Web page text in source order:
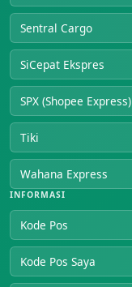
Sentral Cargo
SiCepat Ekspres
SPX (Shopee Express)
Tiki
Wahana Express
INFORMASI
Kode Pos
Kode Pos Saya